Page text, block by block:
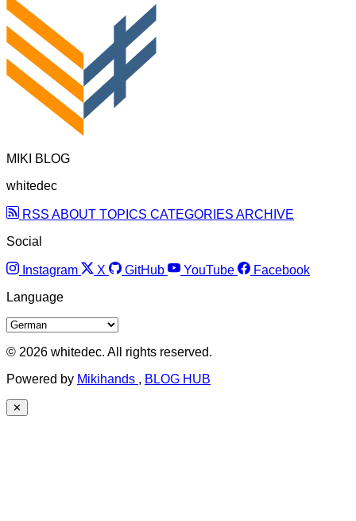
MIKI BLOG
whitedec
RSS ABOUT TOPICS CATEGORIES ARCHIVE
Social
Instagram X GitHub YouTube
Facebook
Language
© 2026 whitedec. All rights reserved.
Powered by Mikihands , BLOG HUB
✕